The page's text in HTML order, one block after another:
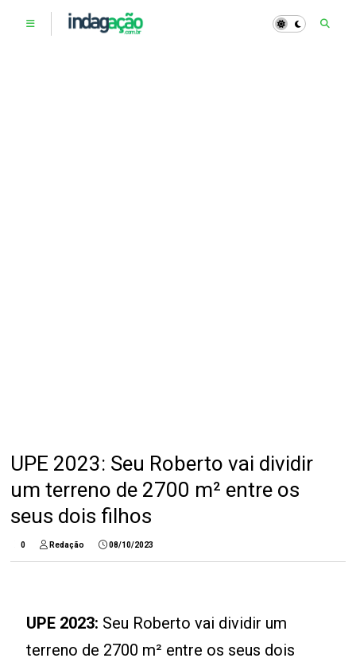
UPE 2023: Seu Roberto vai dividir
um terreno de 2700 m² entre os
seus dois filhos
0 Redação 08/10/2023
UPE 2023: Seu Roberto vai dividir um
terreno de 2700 m² entre os seus dois